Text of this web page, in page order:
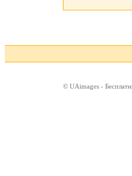
© UAimages -